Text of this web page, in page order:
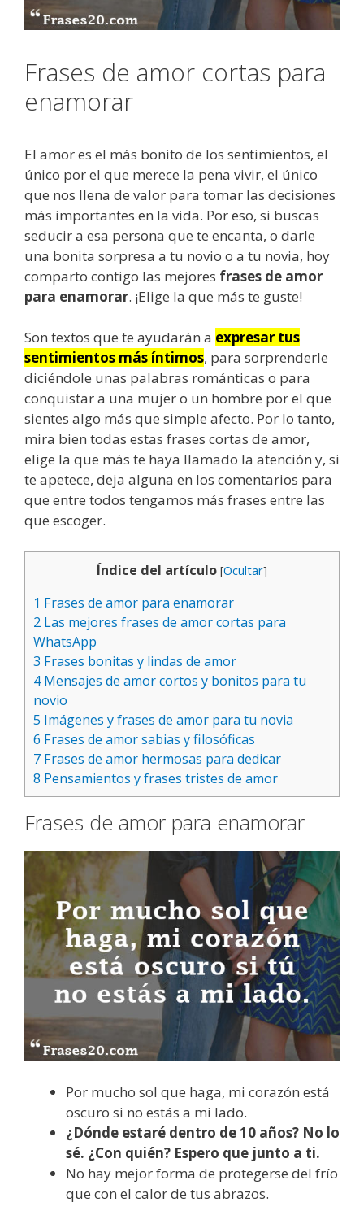
Frases de amor cortas para
enamorar
El amor es el más bonito de los sentimientos, el
único por el que merece la pena vivir, el único
que nos llena de valor para tomar las decisiones
más importantes en la vida. Por eso, si buscas
seducir a esa persona que te encanta, o darle
una bonita sorpresa a tu novio o a tu novia, hoy
comparto contigo las mejores frases de amor
para enamorar. ¡Elige la que más te guste!
Son textos que te ayudarán a expresar tus
sentimientos más íntimos, para sorprenderle
diciéndole unas palabras románticas o para
conquistar a una mujer o un hombre por el que
sientes algo más que simple afecto. Por lo tanto,
mira bien todas estas frases cortas de amor,
elige la que más te haya llamado la atención y, si
te apetece, deja alguna en los comentarios para
que entre todos tengamos más frases entre las
que escoger.
Índice del artículo [Ocultar]
1 Frases de amor para enamorar
2 Las mejores frases de amor cortas para
WhatsApp
3 Frases bonitas y lindas de amor
4Mensajes de amor cortos y bonitos para tu
novio
5 Imágenes y frases de amor para tu novia
6 Frases de amor sabias y filosóficas
7 Frases de amor hermosas para dedicar
8 Pensamientos y frases tristes de amor
Frases de amor para enamorar
Por mucho sol que haga, mi corazón está
oscuro si no estás a mi lado.
¿Dónde estaré dentro de 10 años? No lo
sé. ¿Con quién? Espero que junto a ti.
No hay mejor forma de protegerse del frío
que con el calor de tus abrazos.